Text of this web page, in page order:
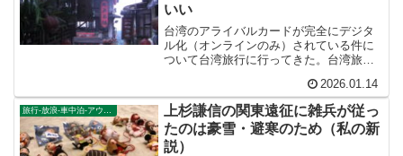
いい
台湾のアライバルカードが完全にデジタ
ル化（オンラインのみ）されている件に
ついて台湾旅行に行ってきた。台湾旅行
にまかせてしまった。そして私はヨーロ
ッパ大遠征の方に意識を向けていた。ボ
スキャラにはボスにふさわ...
2026.01.14
旅行-放浪-車中泊-アウトドア
上杉謙信の関東遠征に雑兵が従っ
たのは豪雪・避寒のため（私の新
説）